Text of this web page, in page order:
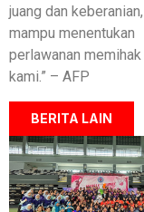
juang dan
mampu menentukan
perlawanan
kami.” – AFP
BERITA LAIN